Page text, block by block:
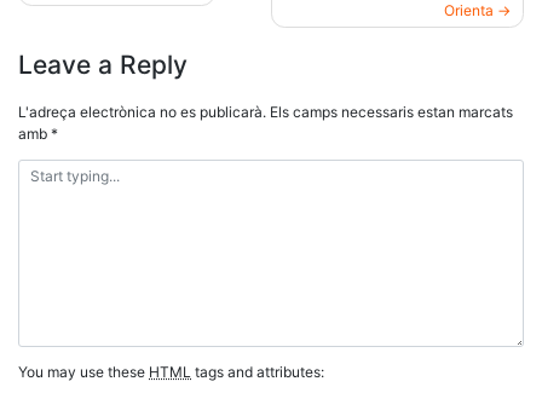
d'entrades
Orienta
Leave a Reply
L'adreça electrònica no es publicarà. Els camps necessaris estan marcats
amb *
You may use these HTML tags and attributes: